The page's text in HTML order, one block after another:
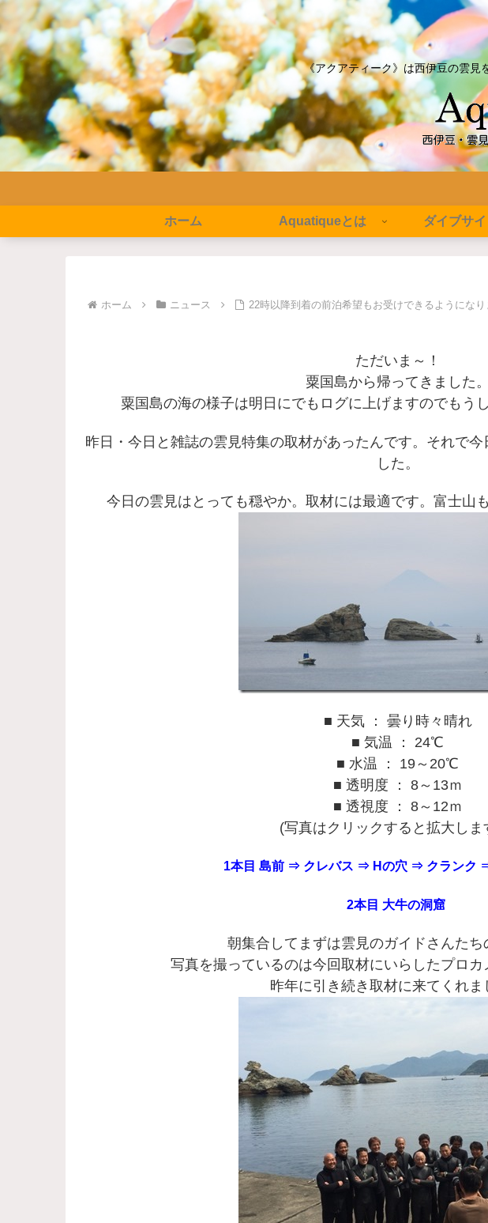
《アクアティーク》は西伊豆の雲見
ホーム Aquatiqueとは ダイブサイ
ホーム ニュース 22時以降到着の前泊希望もお受けできるようになり
ただいま～！
粟国島から帰ってきました。
粟国島の海の様子は明日にでもログに上げますのでもう
昨日・今日と雑誌の雲見特集の取材があったんです。それで
した。
今日の雲見はとっても穏やか。取材には最適です。富士山
■ 天気 ： 曇り時々晴れ
■ 気温 ： 24℃
■ 水温 ： 19～20℃
■ 透明度 ： 8～13ｍ
■ 透視度 ： 8～12ｍ
(写真はクリックすると拡大しま
1本目 島前 ⇒ クレバス ⇒ Hの穴 ⇒ クランク
2本目 大牛の洞窟
朝集合してまずは雲見のガイドさんたち
写真を撮っているのは今回取材にいらしたプロカ
昨年に引き続き取材に来てくれま